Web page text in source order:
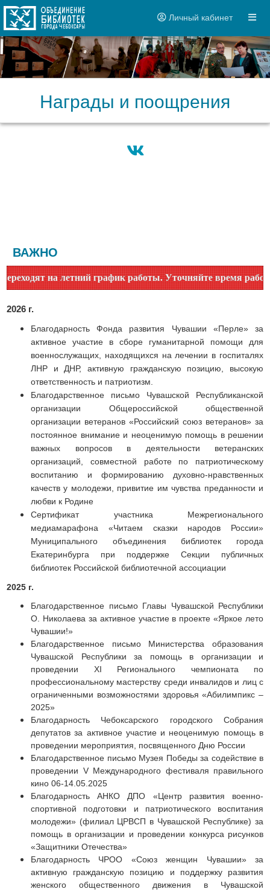
Личный кабинет
Награды и поощрения
ВАЖНО
на летний график работы. Уточняйте время работы по
2026 г.
Благодарность Фонда развития Чувашии «Перле» за
активное участие в сборе гуманитарной помощи для
военнослужащих, находящихся на лечении в госпиталях
ЛНР и ДНР, активную гражданскую позицию, высокую
ответственность и патриотизм.
Благодарственное письмо Чувашской Республиканской
организации Общероссийской общественной
организации ветеранов «Российский союз ветеранов» за
постоянное внимание и неоценимую помощь в решении
важных вопросов в деятельности ветеранских
организаций, совместной работе по патриотическому
воспитанию и формированию духовно-нравственных
качеств у молодежи, привитие им чувства преданности и
любви к Родине
Сертификат участника Межрегионального
медиамарафона «Читаем сказки народов России»
Муниципального объединения библиотек города
Екатеринбурга при поддержке Секции публичных
библиотек Российской библиотечной ассоциации
2025 г.
Благодарственное письмо Главы Чувашской Республики
О. Николаева за активное участие в проекте «Яркое лето
Чувашии!»
Благодарственное письмо Министерства образования
Чувашской Республики за помощь в организации и
проведении XI Регионального чемпионата по
профессиональному мастерству среди инвалидов и лиц с
ограниченными возможностями здоровья «Абилимпикс –
2025»
Благодарность Чебоксарского городского Собрания
депутатов за активное участие и неоценимую помощь в
проведении мероприятия, посвященного Дню России
Благодарственное письмо Музея Победы за содействие в
проведении V Международного фестиваля правильного
кино 06-14.05.2025
Благодарность АНКО ДПО «Центр развития военно-
спортивной подготовки и патриотического воспитания
молодежи» (филиал ЦРВСП в Чувашской Республике) за
помощь в организации и проведении конкурса рисунков
«Защитники Отечества»
Благодарность ЧРОО «Союз женщин Чувашии» за
активную гражданскую позицию и поддержку развития
женского общественного движения в Чувашской